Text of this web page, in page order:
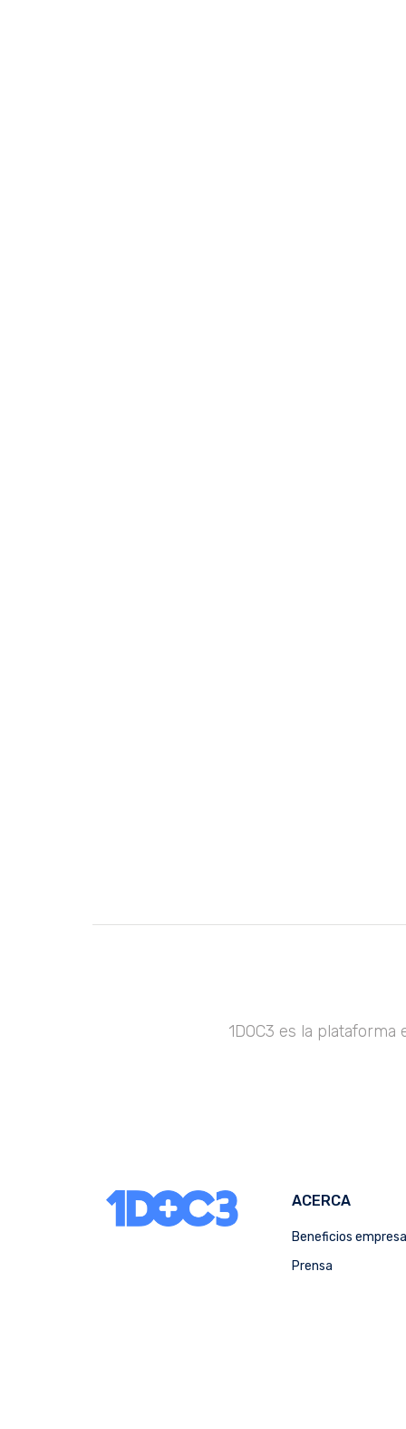
1DOC3 es la
ACERCA
Beneficios
Prensa